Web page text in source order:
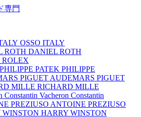
OSSO ITALY
DANIEL ROTH
ROLEX
PATEK PHILIPPE
AUDEMARS PIGUET
RICHARD MILLE
Vacheron Constantin
ANTOINE PREZIUSO
HARRY WINSTON